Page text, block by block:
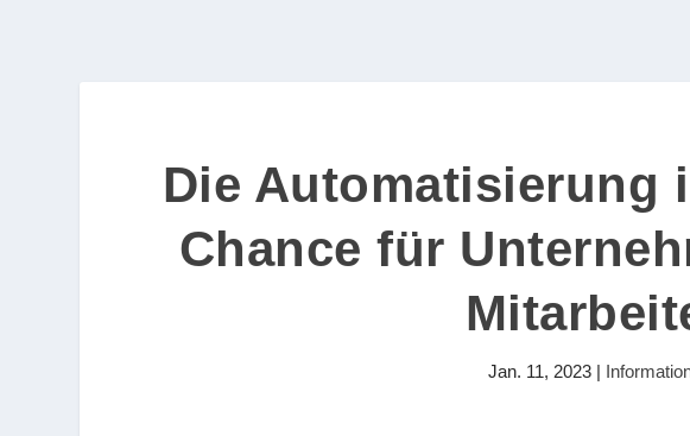
Die Automatisierung
Chance für
Jan. 11, 2023|